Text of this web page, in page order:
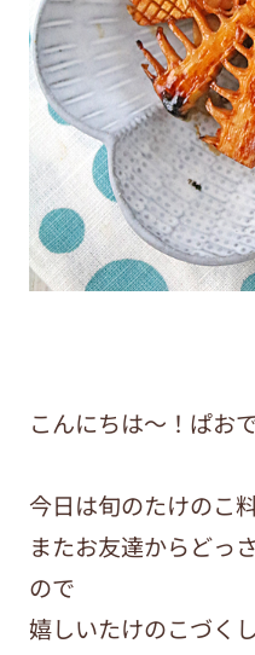
こんにちは～！ぱおで
今日は旬のたけのこ
またお友達からどっ
ので
嬉しいたけのこづく